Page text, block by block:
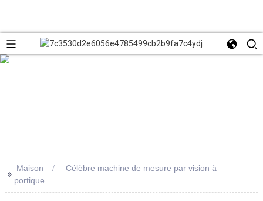
>> Maison
Célèbre machine de mesure par vision à
portique